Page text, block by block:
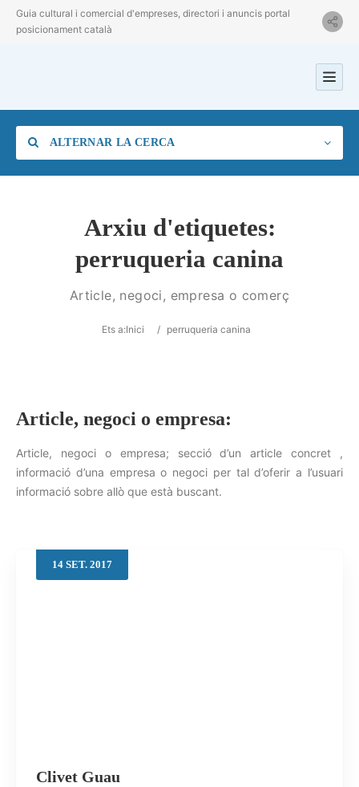
Guia cultural i comercial d'empreses, directori i anuncis portal
posicionament català
ALTERNAR LA CERCA
Categoria
Ubicació
Arxiu d'etiquetes:
perruqueria canina
Article, negoci, empresa o comerç
Ets a:Inici / perruqueria canina
Article, negoci o empresa:
Article, negoci o empresa; secció d’un article concret ,
informació d’una empresa o negoci per tal d’oferir a l’usuari
informació sobre allò que està buscant.
14 SET. 2017
Clivet Guau